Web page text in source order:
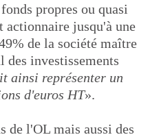
propres ou quasi
actionnaire jusqu'à une
de la société maître
des investissements
ainsi représenter un
d'euros HT».
de l'OL mais aussi des